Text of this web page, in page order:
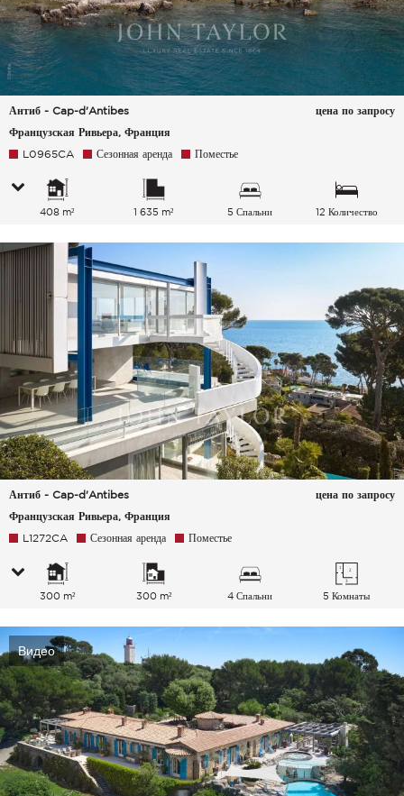
Антиб - Cap-d'Antibes
Французская Ривьера, Франция
цена по запросу
L0965CA Сезонная аренда Поместье
408 m² 1 635 m² 5 Спальни
12 Количество
Антиб - Cap-d'Antibes
Французская Ривьера, Франция
цена по запросу
L1272CA Сезонная аренда Поместье
300 m² 300 m² 4 Спальни 5 Комнаты
Видео